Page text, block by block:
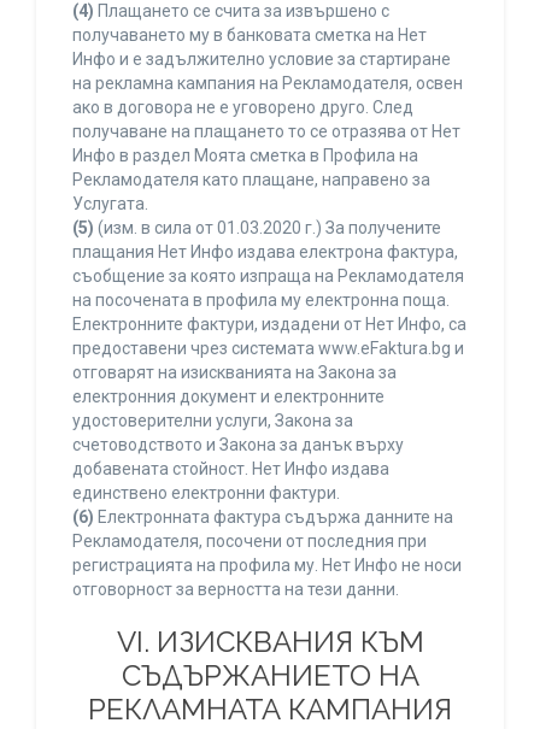
(4) Плащането се счита за извършено с
получаването му в банковата сметка на Нет
Инфо и е задължително условие за стартиране
на рекламна кампания на Рекламодателя, освен
ако в договора не е уговорено друго. След
получаване на плащането то се отразява от Нет
Инфо в раздел Моята сметка в Профила на
Рекламодателя като плащане, направено за
Услугата.
(5) (изм. в сила от 01.03.2020 г.) За получените
плащания Нет Инфо издава електрона фактура,
съобщение за която изпраща на Рекламодателя
на посочената в профила му електронна поща.
Електронните фактури, издадени от Нет Инфо, са
предоставени чрез системата www.eFaktura.bg и
отговарят на изискванията на Закона за
електронния документ и електронните
удостоверителни услуги, Закона за
счетоводството и Закона за данък върху
добавената стойност. Нет Инфо издава
единствено електронни фактури.
(6) Електронната фактура съдържа данните на
Рекламодателя, посочени от последния при
регистрацията на профила му. Нет Инфо не носи
отговорност за верността на тези данни.
VI. ИЗИСКВАНИЯ КЪМ
СЪДЪРЖАНИЕТО НА
РЕКЛАМНАТА КАМПАНИЯ